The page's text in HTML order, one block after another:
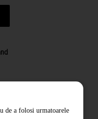
de a folosi urmatoarele